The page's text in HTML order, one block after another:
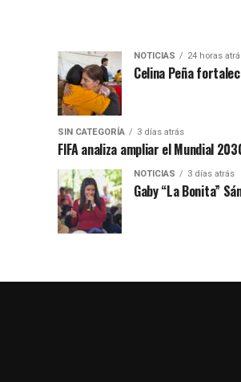
NOTICIAS 24 horas
Celina Peña
SIN CATEGORÍA 3 días atrás
FIFA analiza ampliar el Mundial
NOTICIAS 3 días atrás
Gaby “La Bonita”